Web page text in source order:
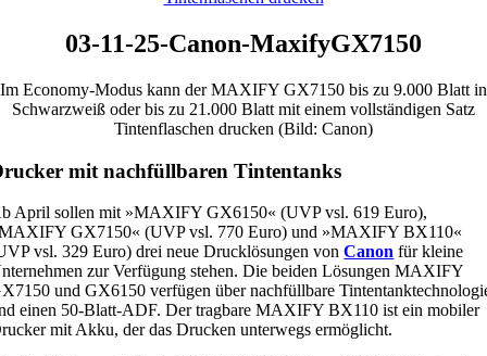
03-11-25-Canon-MaxifyGX7150
Im Economy-Modus kann der MAXIFY GX7150 bis zu 9.000 Blatt in
Schwarzweiß oder bis zu 21.000 Blatt mit einem vollständigen Satz
Tintenflaschen drucken (Bild: Canon)
mit nachfüllbaren Tintentanks
April sollen mit »MAXIFY GX6150« (UVP vsl. 619 Euro),
GX7150« (UVP vsl. 770 Euro) und »MAXIFY BX110«
vsl. 329 Euro) drei neue Drucklösungen vonCanon für kleine
zur Verfügung stehen. Die beiden Lösungen MAXIFY
und GX6150 verfügen über nachfüllbare
einen 50-Blatt-ADF. Der tragbare MAXIFY BX110 ist ein mobiler
mit Akku, der das Drucken unterwegs ermöglicht.